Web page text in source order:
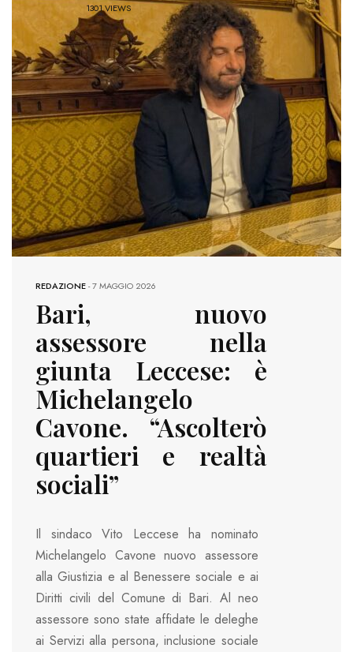
1301 VIEWS
REDAZIONE-7 MAGGIO 2026
Bari, nuovo
assessore nella
giunta Leccese: è
Michelangelo
Cavone. “Ascolterò
quartieri e realtà
sociali”
Il sindaco Vito Leccese ha nominato
Michelangelo Cavone nuovo assessore
alla Giustizia e al Benessere sociale e ai
Diritti civili del Comune di Bari. Al neo
assessore sono state affidate le deleghe
ai Servizi alla persona, inclusione sociale